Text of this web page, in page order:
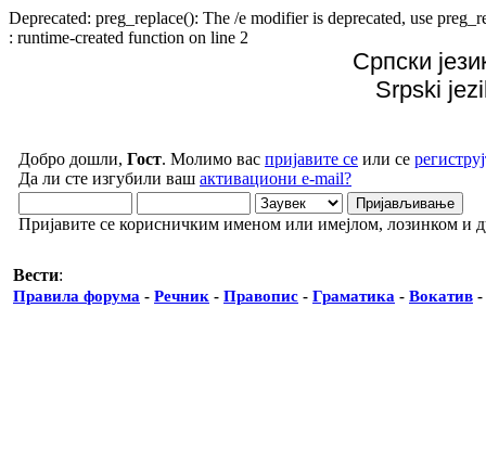
Deprecated: preg_replace(): The /e modifier is deprecated, use
: runtime-created function on line 2
Српски
Srpski
Добро дошли, Гост. Молимо вас пријавите се или се
Да ли сте изгубили ваш активациони e-mail?
Пријавите се корисничким именом или имејлом, лозинком и
Вести:
Правила форума - Речник - Правопис - Граматика - Вокатив -